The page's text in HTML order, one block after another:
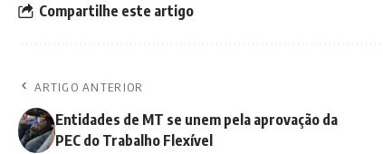
Compartilhe este artigo
ARTIGO ANTERIOR
Entidades de MT se unem pela aprovação da
PEC do Trabalho Flexível